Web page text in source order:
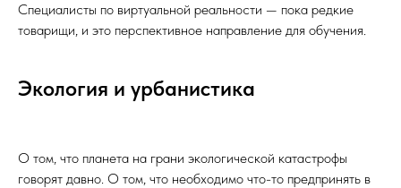
Специалисты по виртуальной реальности — пока редкие
товарищи, и это перспективное направление для обучения.
Экология и урбанистика
О том, что планета на грани экологической катастрофы
говорят давно. О том, что необходимо что-то предпринять в